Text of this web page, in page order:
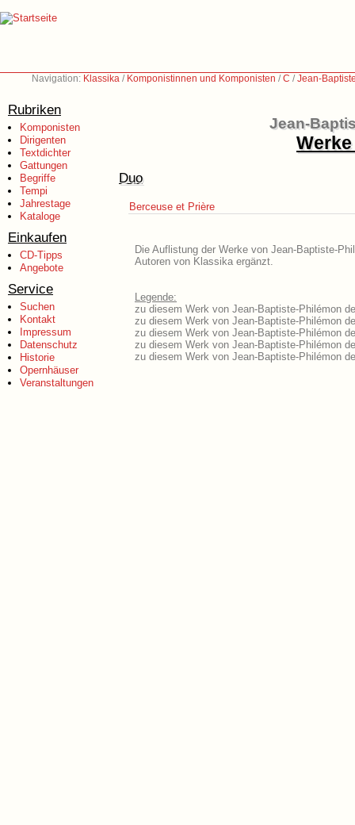
Navigation: Klassika / Komponistinnen und Komponisten /C /Jean-
Rubriken
Komponisten
Dirigenten
Textdichter
Gattungen
Begriffe
Tempi
Jahrestage
Kataloge
Einkaufen
CD-Tipps
Angebote
Service
Suchen
Kontakt
Impressum
Datenschutz
Historie
Opernhäuser
Veranstaltungen
Jean-
Duo
Berceuse et Prière
Die Auflistung der Werke von Jean-Baptiste-
Autoren von Klassika ergänzt.
Legende:
zu diesem Werk von Jean-Baptiste-Philémon
zu diesem Werk von Jean-Baptiste-Philémon
zu diesem Werk von Jean-Baptiste-Philémon
zu diesem Werk von Jean-Baptiste-Philémon
zu diesem Werk von Jean-Baptiste-Philémon